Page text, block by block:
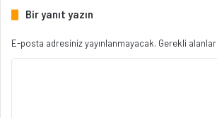
Bir yanıt yazın
E-posta adresiniz yayınlanmayacak. Gerekli alanlar